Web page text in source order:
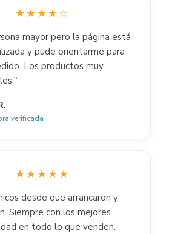
★★★★☆
mayor pero la página está
y pude orientarme para
Los productos muy
verificada
★★★★★
desde que arrancaron y
Siempre con los mejores
en todo lo que venden.